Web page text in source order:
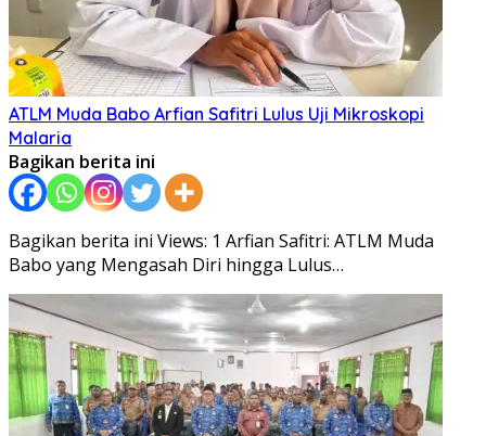
ATLM Muda Babo Arfian Safitri Lulus Uji Mikroskopi
Malaria
Bagikan berita ini
Bagikan berita ini Views: 1 Arfian Safitri: ATLM Muda
Babo yang Mengasah Diri hingga Lulus…